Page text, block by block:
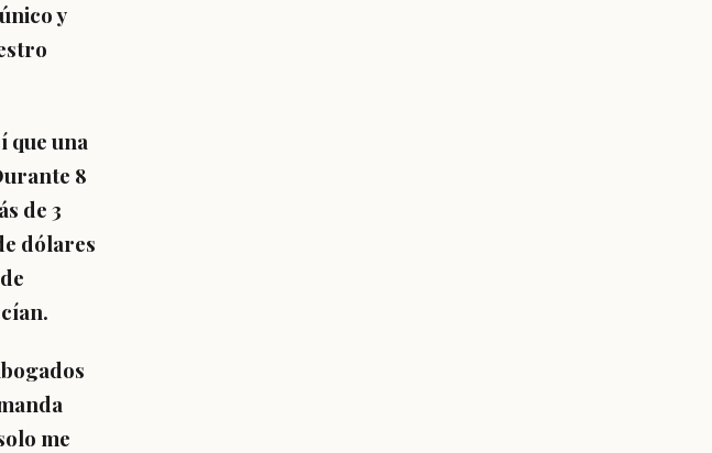
y
que una
8
de 3
dólares
me